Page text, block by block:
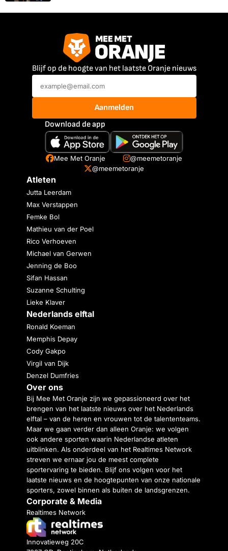
Blijf op de hoogte van het laatste Oranje nieuws
Aanmelden
Download de app
Mee Met Oranje
@meemetoranje
@meemetoranje
Atleten
Jutta Leerdam
Max Verstappen
Femke Bol
Mathieu van der Poel
Rico Verhoeven
Michael van Gerwen
Jenning de Boo
Sifan Hassan
Suzanne Schulting
Lieke Klaver
Nederlands elftal
Ronald Koeman
Memphis Depay
Cody Gakpo
Virgil van Dijk
Denzel Dumfries
Over ons
Bij Mee Met Oranje zijn we gepassioneerd over het
brengen van het laatste nieuws over het Nederlands
elftal – van de heren en vrouwen tot de talententeams.
Maar we gaan verder dan alleen Oranje: we volgen
ook andere sporten waarin Nederlandse atleten
uitblinken. Als onderdeel van het Realtimes Network
streven we ernaar jou de meest complete
sportervaring te bieden. Blijf ons volgen voor het
laatste nieuws en de hoogtepunten van onze nationale
sporters, zowel binnen als buiten de landsgrenzen.
Corporate & Media
Realtimes Network
Innovatieweg 20C